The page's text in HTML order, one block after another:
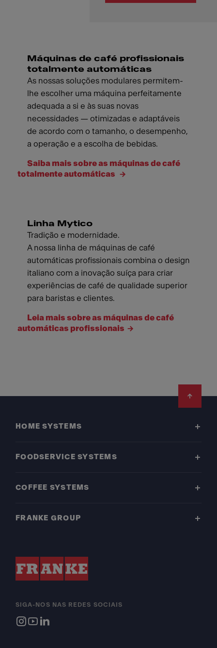
Máquinas de café profissionais
totalmente automáticas
As nossas soluções modulares permitem-
lhe escolher uma máquina perfeitamente
adequada a si e às suas novas
necessidades — otimizadas e adaptáveis
de acordo com o tamanho, o desempenho,
a operação e a escolha de bebidas.
Saiba mais sobre as máquinas de café
totalmente automáticas
Linha Mytico
Tradição e modernidade.
A nossa linha de máquinas de café
automáticas profissionais combina o design
italiano com a inovação suíça para criar
experiências de café de qualidade superior
para baristas e clientes.
Leia mais sobre as máquinas de café
automáticas profissionais
HOME SYSTEMS
FOODSERVICE SYSTEMS
COFFEE SYSTEMS
FRANKE GROUP
SIGA-NOS NAS REDES SOCIAIS